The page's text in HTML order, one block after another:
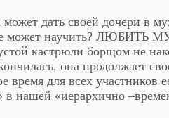
дать своей дочери в
может научить?
кастрюли борщом не
она продолжает
время для всех участников
в нашей «иерархично